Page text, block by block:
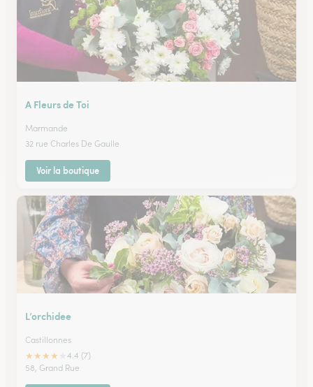
A Fleurs de Toi
Marmande
32 rue Charles De Gaulle
Voir la boutique
L’orchidee
Castillonnes
★★★★
4.4 (7)
58, Grand Rue